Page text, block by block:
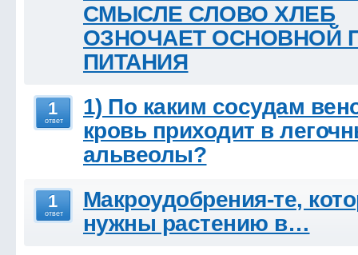
СМЫСЛЕ СЛОВО ХЛЕБ
ОЗНОЧАЕТ ОСНОВНОЙ
ПИТАНИЯ
1
ответ
1) По каким сосудам
кровь приходит в
альвеолы?
1
ответ
Макроудобрения-те,
нужны растению в…